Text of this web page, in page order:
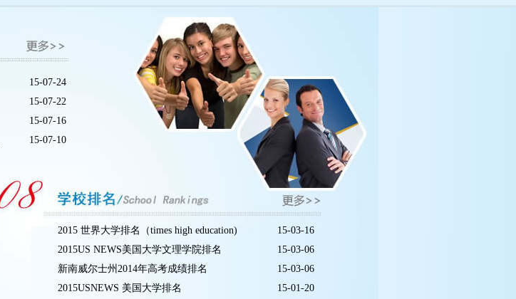
15-07-24
15-07-22
15-07-16
15-07-10
15-03-16
2015 世界大学排名（times high education)
15-03-06
2015US NEWS美国大学文理学院排名
15-03-06
新南威尔士州2014年高考成绩排名
15-01-20
2015USNEWS 美国大学排名